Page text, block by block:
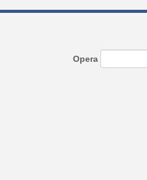
Opera